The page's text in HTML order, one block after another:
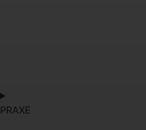
PRAXE